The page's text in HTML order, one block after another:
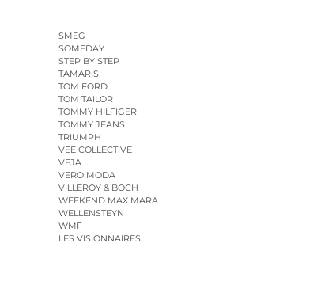
SMEG
SOMEDAY
STEP BY STEP
TAMARIS
TOM FORD
TOM TAILOR
TOMMY HILFIGER
TOMMY JEANS
TRIUMPH
VEE COLLECTIVE
VEJA
VERO MODA
VILLEROY & BOCH
WEEKEND MAX MARA
WELLENSTEYN
WMF
LES VISIONNAIRES